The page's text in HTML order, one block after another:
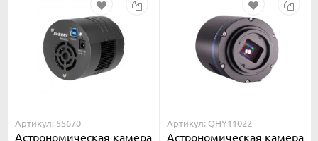
Артикул: 55670
Астрономическая камера
Артикул: QHY11022
Астрономическая камера